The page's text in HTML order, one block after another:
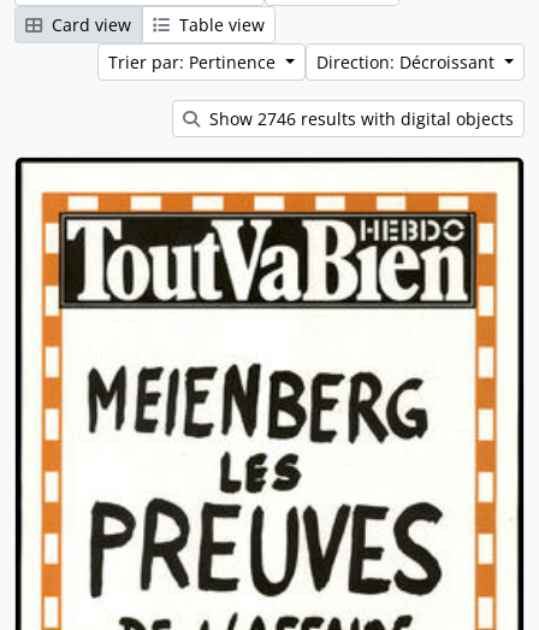
Card view
Table view
Trier par: Pertinence
Direction: Décroissant
Show 2746 results with digital objects